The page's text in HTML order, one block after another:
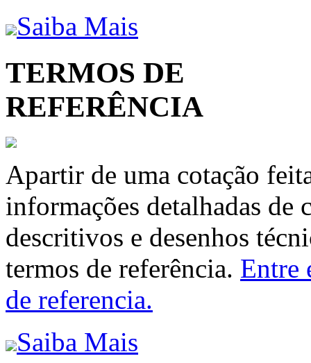
Saiba Mais
TERMOS DE
REFERÊNCIA
Apartir de uma cotação
informações detalhadas de
descritivos e desenhos
termos de referência. Entre
de referencia.
Saiba Mais